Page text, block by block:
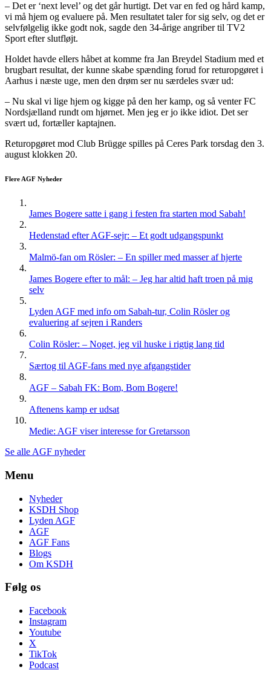
– Det er ‘next level’ og det går hurtigt. Det var en fed og hård kamp,
vi må hjem og evaluere på. Men resultatet taler for sig selv, og det er
selvfølgelig ikke godt nok, sagde den 34-årige angriber til TV2
Sport efter slutfløjt.
Holdet havde ellers håbet at komme fra Jan Breydel Stadium med et
brugbart resultat, der kunne skabe spænding forud for returopgøret i
Aarhus i næste uge, men den drøm ser nu særdeles svær ud:
– Nu skal vi lige hjem og kigge på den her kamp, og så venter FC
Nordsjælland rundt om hjørnet. Men jeg er jo ikke idiot. Det ser
svært ud, fortæller kaptajnen.
Returopgøret mod Club Brügge spilles på Ceres Park torsdag den 3.
august klokken 20.
Flere AGF Nyheder
James Bogere satte i gang i festen fra starten mod Sabah!
Hedenstad efter AGF-sejr: – Et godt udgangspunkt
Malmö-fan om Rösler: – En spiller med masser af hjerte
James Bogere efter to mål: – Jeg har altid haft troen på mig
selv
Lyden AGF med info om Sabah-tur, Colin Rösler og
evaluering af sejren i Randers
Colin Rösler: – Noget, jeg vil huske i rigtig lang tid
Særtog til AGF-fans med nye afgangstider
AGF – Sabah FK: Bom, Bom Bogere!
Aftenens kamp er udsat
Medie: AGF viser interesse for Gretarsson
Se alle AGF nyheder
Menu
Nyheder
KSDH Shop
Lyden AGF
AGF
AGF Fans
Blogs
Om KSDH
Følg os
Facebook
Instagram
Youtube
X
TikTok
Podcast